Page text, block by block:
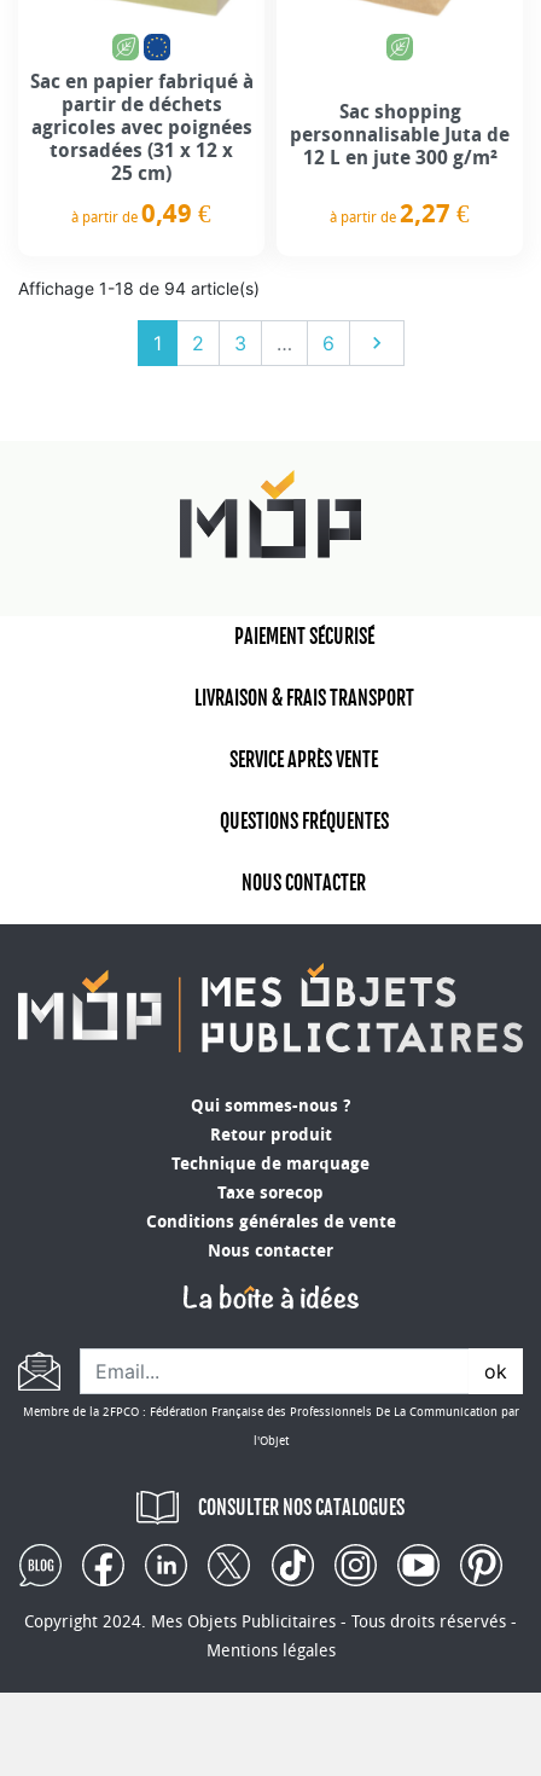
Sac en papier fabriqué à
partir de déchets
agricoles avec poignées
torsadées (31 x 12 x
25 cm)
à partir de 0,49 €
Sac shopping
personnalisable Juta de
12 L en jute 300 g/m²
à partir de 2,27 €
Affichage 1-18 de 94 article(s)
1 2 3 … 6 Suivant

PAIEMENT SÉCURISÉ
LIVRAISON & FRAIS TRANSPORT
SERVICE APRÈS VENTE
QUESTIONS FRÉQUENTES
NOUS CONTACTER
Qui sommes-nous ?
Retour produit
Technique de marquage
Taxe sorecop
Conditions générales de vente
Nous contacter
ok
Membre de la 2FPCO : Fédération Française des Professionnels De La Communication par
l'Objet
CONSULTER NOS CATALOGUES
Copyright 2024. Mes Objets Publicitaires - Tous droits réservés -
Mentions légales